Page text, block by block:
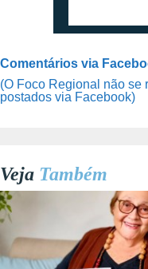
Comentários via
(O Foco Regional não se
postados via Facebook)
Veja Também